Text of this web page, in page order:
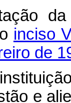
inciso
de
e